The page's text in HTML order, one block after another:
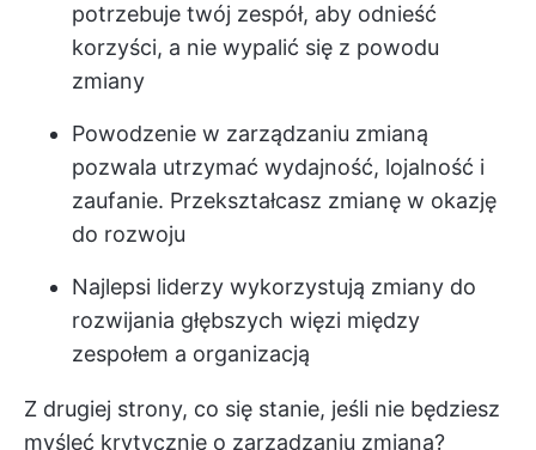
potrzebuje twój zespół, aby odnieść
korzyści, a nie wypalić się z powodu
zmiany
Powodzenie w zarządzaniu zmianą
pozwala utrzymać wydajność, lojalność i
zaufanie. Przekształcasz zmianę w okazję
do rozwoju
Najlepsi liderzy wykorzystują zmiany do
rozwijania głębszych więzi między
zespołem a organizacją
Z drugiej strony, co się stanie, jeśli nie będziesz
myśleć krytycznie o zarządzaniu zmianą?